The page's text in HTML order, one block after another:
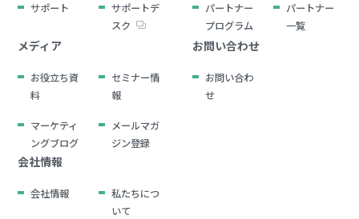
サポート
サポートデ
スク
パートナー
プログラム
パートナー
一覧
メディア
お役立ち資
料
セミナー情
報
マーケティ
ングブログ
メールマガ
ジン登録
お問い合わせ
お問い合わ
せ
会社情報
会社情報
私たちにつ
いて